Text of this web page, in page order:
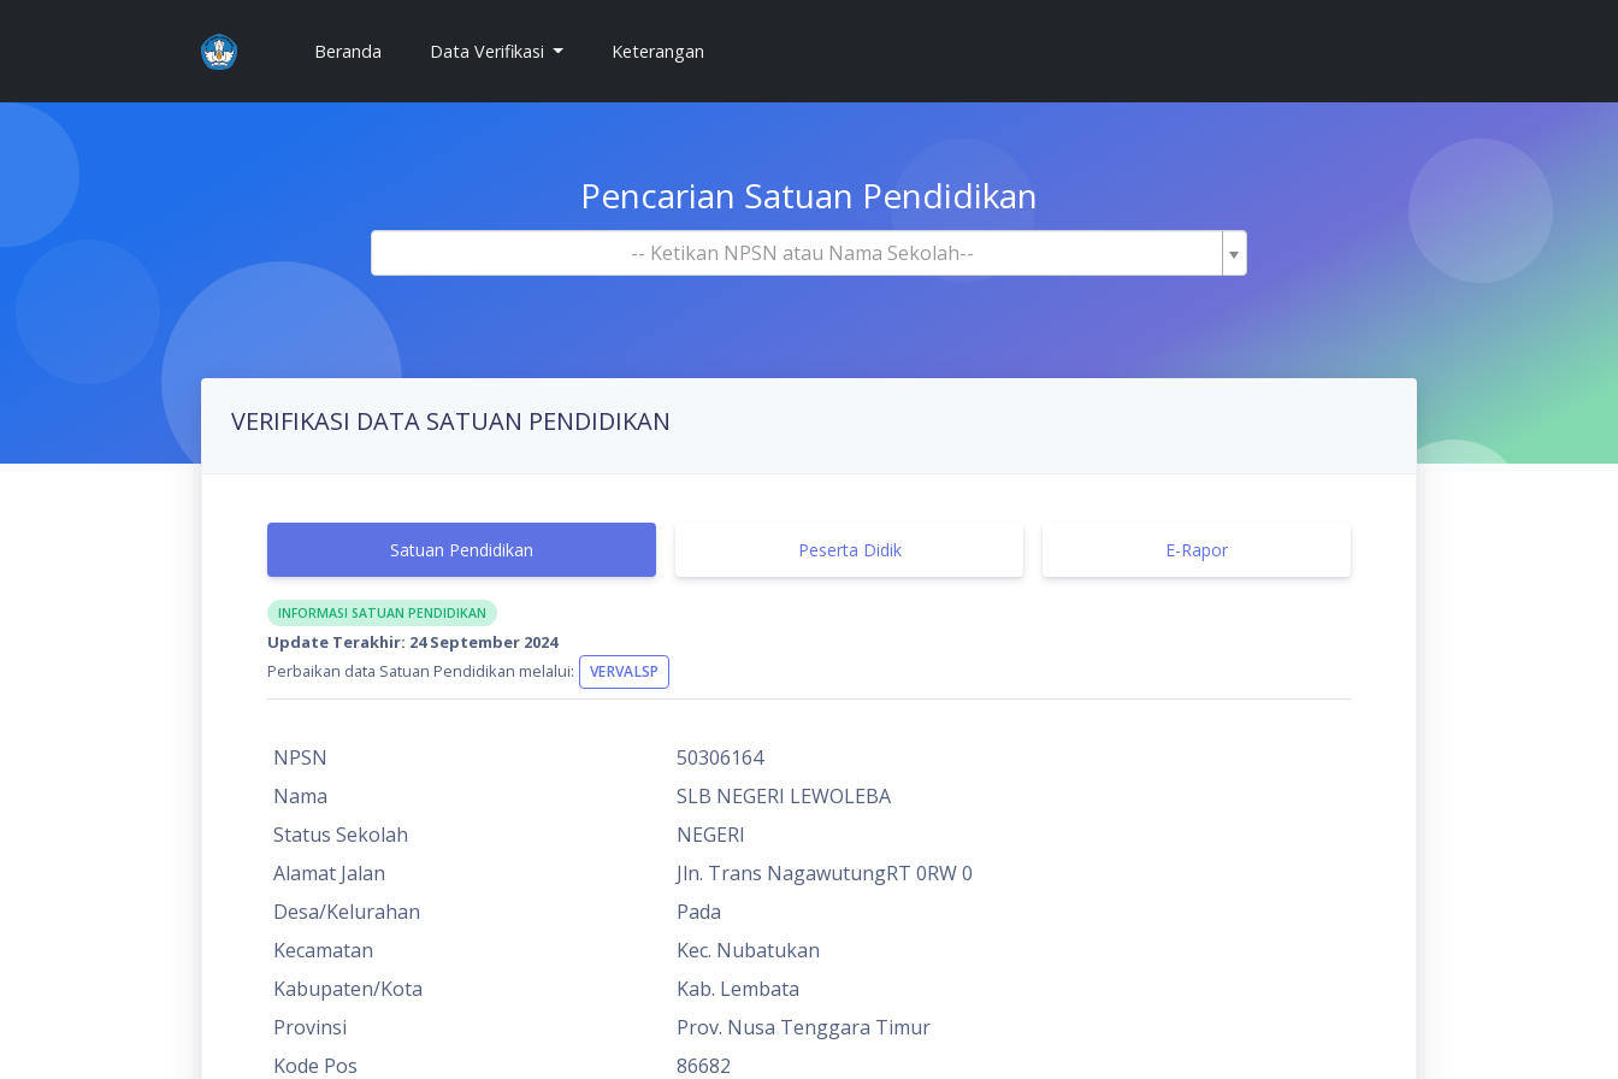
Beranda(current)Data Verifikasi Keterangan
Pencarian Satuan Pendidikan
-- Ketikan NPSN atau Nama Sekolah--
VERIFIKASI DATA SATUAN PENDIDIKAN
Satuan Pendidikan Peserta Didik E-Rapor
INFORMASI SATUAN PENDIDIKAN
Update Terakhir: 24 September 2024
Perbaikan data Satuan Pendidikan melalui:
VERVALSP
NPSN
50306164
Nama
SLB NEGERI LEWOLEBA
Status Sekolah
NEGERI
Alamat Jalan
Jln. Trans NagawutungRT 0RW 0
Desa/Kelurahan
Pada
Kecamatan
Kec. Nubatukan
Kabupaten/Kota
Kab. Lembata
Provinsi
Prov. Nusa Tenggara Timur
Kode Pos
86682